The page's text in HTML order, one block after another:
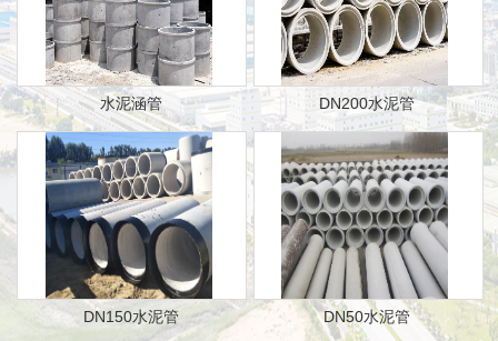
水泥涵管 DN200水泥管
DN150水泥管 DN50水泥管